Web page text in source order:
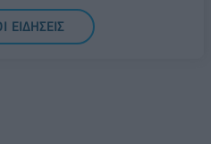
για τους επαγγελματίες
ΕΙΔΗΣΕΙΣ